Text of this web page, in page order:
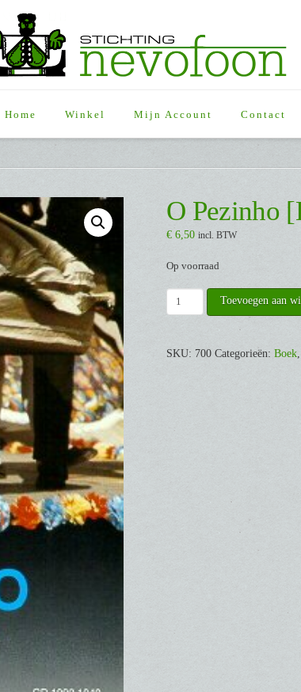
Home Winkel Mijn Account Contact
O Pezinho
€6,50 incl. BTW
Op voorraad
Pezinho
aantal
Toevoegen aan
SKU: 700 Categorieën: Boek,